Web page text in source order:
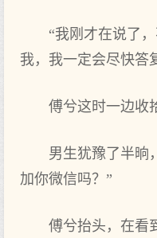
“我刚才在说了
我，我一定会尽快答
傅兮这时一边收
男生犹豫了半晌
加你微信吗？”
傅兮抬头，在看